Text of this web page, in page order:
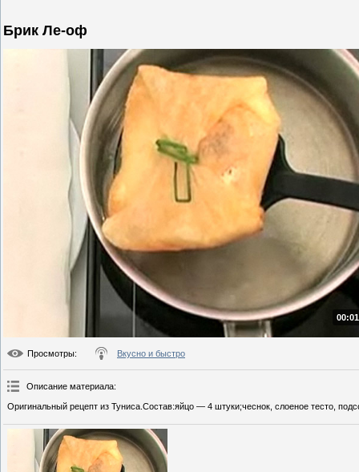
Брик Ле-оф
Просмотры: Вкусно и быстро
Описание материала:
Оригинальный рецепт из Туниса.Состав:яйцо — 4 штуки;чеснок, слоеное тесто,